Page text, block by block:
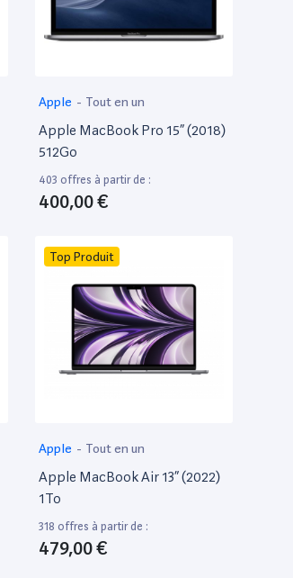
Apple - Tout en un
Apple MacBook Pro 15” (2018)
512Go
403 offres à partir de :
400,00 €
Top Produit
Apple - Tout en un
Apple MacBook Air 13” (2022)
1To
318 offres à partir de :
479,00 €